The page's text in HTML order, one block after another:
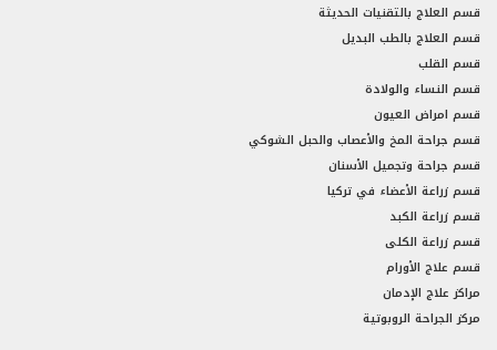
قسم العلاج بالتقنيات الحديثة
قسم العلاج بالطب البديل
قسم القلب
قسم النساء والولادة
قسم امراض العيون
قسم جراحة المخ والأعصاب والحبل الشوكي
قسم جراحة وتجميل الأسنان
قسم زراعة الأعضاء في تركيا
قسم زراعة الكبد
قسم زراعة الكلى
قسم علاج الأورام
مراكز علاج الإدمان
مركز الجراحة الروبوتية